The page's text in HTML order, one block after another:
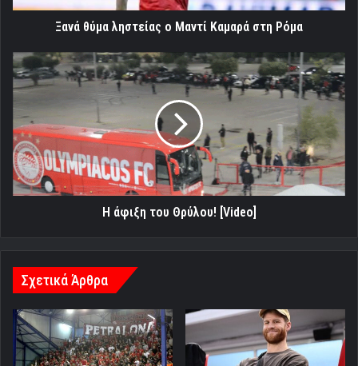
Ξανά θύμα ληστείας ο Μαντί Καμαρά στη Ρόμα
Η
άφιξη
του
Θρύλου!
[Video]
Η άφιξη του Θρύλου! [Video]
Σχετικά Άρθρα